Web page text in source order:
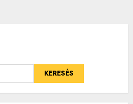
KERESÉS